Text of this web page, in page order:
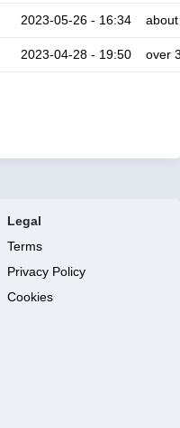
2023-05-26 - 16:34
2023-04-28 - 19:50 over
Legal
Terms
Privacy Policy
Cookies